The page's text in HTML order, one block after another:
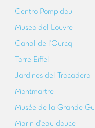
Centro Pompidou
Museo del Louvre
Canal de l'Ourcq
Torre Eiffel
Jardines del Trocadero
Montmartre
Musée de la Grande
Marin d'eau douce